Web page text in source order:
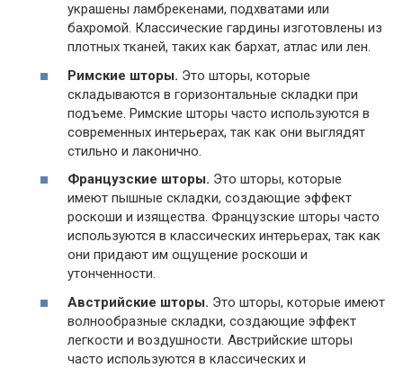
украшены ламбрекенами, подхватами или
бахромой. Классические гардины изготовлены из
плотных тканей, таких как бархат, атлас или лен.
Римские шторы. Это шторы, которые
складываются в горизонтальные складки при
подъеме. Римские шторы часто используются в
современных интерьерах, так как они выглядят
стильно и лаконично.
Французские шторы. Это шторы, которые
имеют пышные складки, создающие эффект
роскоши и изящества. Французские шторы часто
используются в классических интерьерах, так как
они придают им ощущение роскоши и
утонченности.
Австрийские шторы. Это шторы, которые имеют
волнообразные складки, создающие эффект
легкости и воздушности. Австрийские шторы
часто используются в классических и